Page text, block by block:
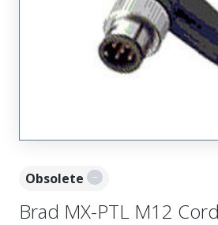
Obsolete
Brad MX-PTL M12